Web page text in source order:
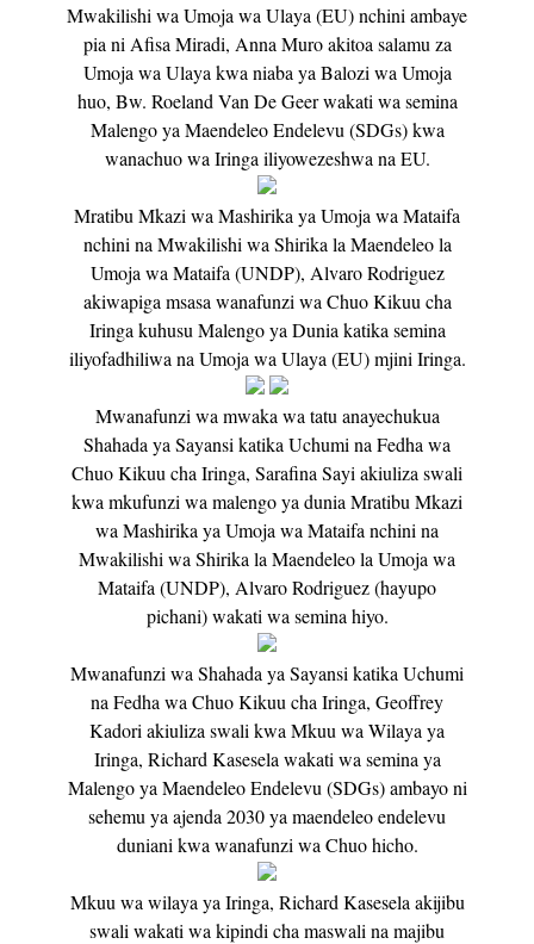
Mwakilishi wa Umoja wa Ulaya (EU) nchini ambaye
pia ni Afisa Miradi, Anna Muro akitoa salamu za
Umoja wa Ulaya kwa niaba ya Balozi wa Umoja
huo, Bw. Roeland Van De Geer wakati wa semina
Malengo ya Maendeleo Endelevu (SDGs) kwa
wanachuo wa Iringa iliyowezeshwa na EU.
Mratibu Mkazi wa Mashirika ya Umoja wa Mataifa
nchini na Mwakilishi wa Shirika la Maendeleo la
Umoja wa Mataifa (UNDP), Alvaro Rodriguez
akiwapiga msasa wanafunzi wa Chuo Kikuu cha
Iringa kuhusu Malengo ya Dunia katika semina
iliyofadhiliwa na Umoja wa Ulaya (EU) mjini Iringa.
Mwanafunzi wa mwaka wa tatu anayechukua
Shahada ya Sayansi katika Uchumi na Fedha wa
Chuo Kikuu cha Iringa, Sarafina Sayi akiuliza swali
kwa mkufunzi wa malengo ya dunia Mratibu Mkazi
wa Mashirika ya Umoja wa Mataifa nchini na
Mwakilishi wa Shirika la Maendeleo la Umoja wa
Mataifa (UNDP), Alvaro Rodriguez (hayupo
pichani) wakati wa semina hiyo.
Mwanafunzi wa Shahada ya Sayansi katika Uchumi
na Fedha wa Chuo Kikuu cha Iringa, Geoffrey
Kadori akiuliza swali kwa Mkuu wa Wilaya ya
Iringa, Richard Kasesela wakati wa semina ya
Malengo ya Maendeleo Endelevu (SDGs) ambayo ni
sehemu ya ajenda 2030 ya maendeleo endelevu
duniani kwa wanafunzi wa Chuo hicho.
Mkuu wa wilaya ya Iringa, Richard Kasesela akijibu
swali wakati wa kipindi cha maswali na majibu